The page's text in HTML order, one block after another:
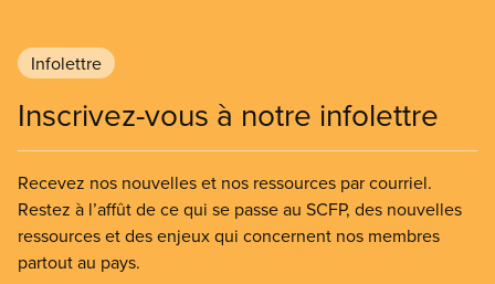
Infolettre
Inscrivez-vous à notre infolettre
Recevez nos nouvelles et nos ressources par courriel.
Restez à l’affût de ce qui se passe au SCFP, des nouvelles
ressources et des enjeux qui concernent nos membres
partout au pays.